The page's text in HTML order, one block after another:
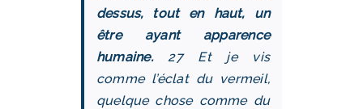
dessus, tout en haut, un
être ayant apparence
humaine.27 Et je vis
comme l’éclat du vermeil,
quelque chose comme du